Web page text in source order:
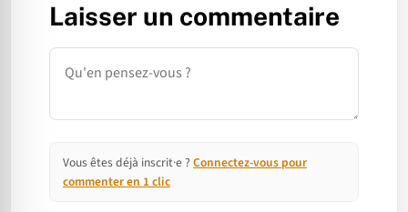
Laisser un commentaire
Commentaire
Vous êtes déjà inscrit·e ? Connectez-vous pour
commenter en 1 clic